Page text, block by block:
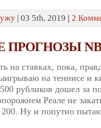
| 03 5th, 2019 | 2
ПРОГНОЗЫ
на ставках, пока,
на теннисе и
рубликов дошел за
Реале не
Ну и попутно